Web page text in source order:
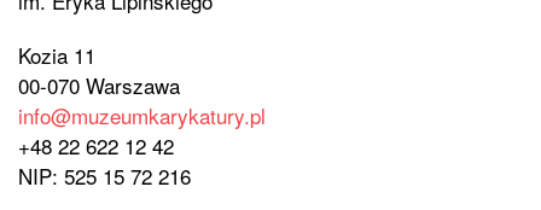
Kozia 11
00-070 Warszawa
info@muzeumkarykatury.pl
+48 22 622 12 42
NIP: 525 15 72 216